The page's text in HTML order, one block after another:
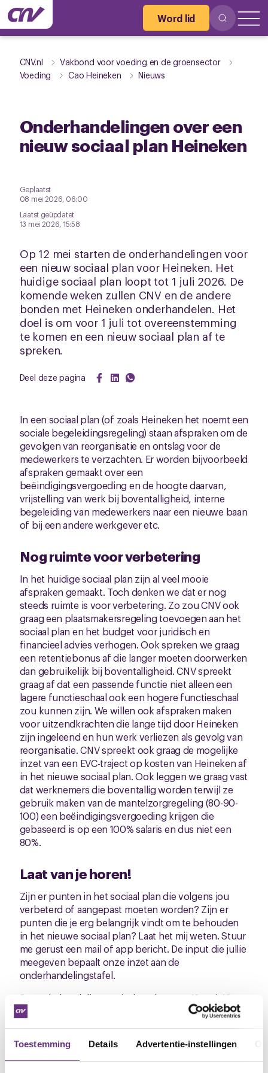
Toestemming Details Advertentie-instellingen
Word lid
CNV.nl
Vakbond voor voeding en de groensector
Voeding
Cao Heineken Nieuws
Onderhandelingen over een
nieuw sociaal plan Heineken
Geplaatst
08 mei 2026, 06:00
Laatst geüpdatet
13 mei 2026, 15:58
Op 12 mei starten de onderhandelingen voor
een nieuw sociaal plan voor Heineken. Het
huidige sociaal plan loopt tot 1 juli 2026. De
komende weken zullen CNV en de andere
bonden met Heineken onderhandelen. Het
doel is om voor 1 juli tot overeenstemming
te komen en een nieuw sociaal plan af te
spreken.
Deel deze pagina
In een sociaal plan (of zoals Heineken het noemt een
sociale begeleidingsregeling) staan afspraken om de
gevolgen van reorganisatie en ontslag voor de
medewerkers te verzachten. Er worden bijvoorbeeld
afspraken gemaakt over een
beëindigingsvergoeding en de hoogte daarvan,
vrijstelling van werk bij boventalligheid, interne
begeleiding van medewerkers naar een nieuwe baan
of bij een andere werkgever etc.
Nog ruimte voor verbetering
In het huidige sociaal plan zijn al veel mooie
afspraken gemaakt. Toch denken we dat er nog
steeds ruimte is voor verbetering. Zo zou CNV ook
graag een plaatsmakersregeling toevoegen aan het
sociaal plan en het budget voor juridisch en
financieel advies verhogen. Ook spreken we graag
een retentiebonus af die langer moeten doorwerken
dan gebruikelijk bij boventalligheid. CNV spreekt
graag af dat een passende functie niet alleen een
lagere functieschaal ook een hogere functieschaal
zou kunnen zijn. We willen ook afspraken maken
voor uitzendkrachten die lange tijd door Heineken
zijn ingeleend en hun werk verliezen als gevolg van
reorganisatie. CNV spreekt ook graag de mogelijke
inzet van een EVC-traject op kosten van Heineken af
in het nieuwe sociaal plan. Ook leggen we graag vast
dat werknemers die boventallig worden terwijl ze
gebruik maken van de mantelzorgregeling (80-90-
100) een beëindigingsvergoeding krijgen die
gebaseerd is op een 100% salaris en dus niet een
80%.
Laat van je horen!
Zijn er punten in het sociaal plan die volgens jou
verbeterd of aangepast moeten worden? Zijn er
punten die je erg belangrijk vindt om te behouden
in het nieuwe sociaal plan? Laat het mij weten. Stuur
me gerust een mail of app bericht. De input die jullie
meegeven bepaalt onze inzet aan de
onderhandelingstafel.
De onderhandelingen vinden plaats op 12 mei, 19
mei, 2 juni en 9 juni. Tussentijds ontvangen jullie
vakbondsleden uiteindelijk ook het laatste woord.
CNV leden zullen kunnen stemmen zodra wij de